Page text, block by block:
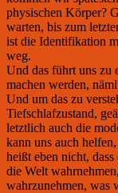
physischen Körper?
warten, bis zum
ist die Identifikation
weg.
Und das führt uns zu
machen werden,
Und um das zu
Tiefschlafzustand,
letztlich auch die
kann uns auch
heißt eben nicht,
die Welt
wahrzunehmen, was